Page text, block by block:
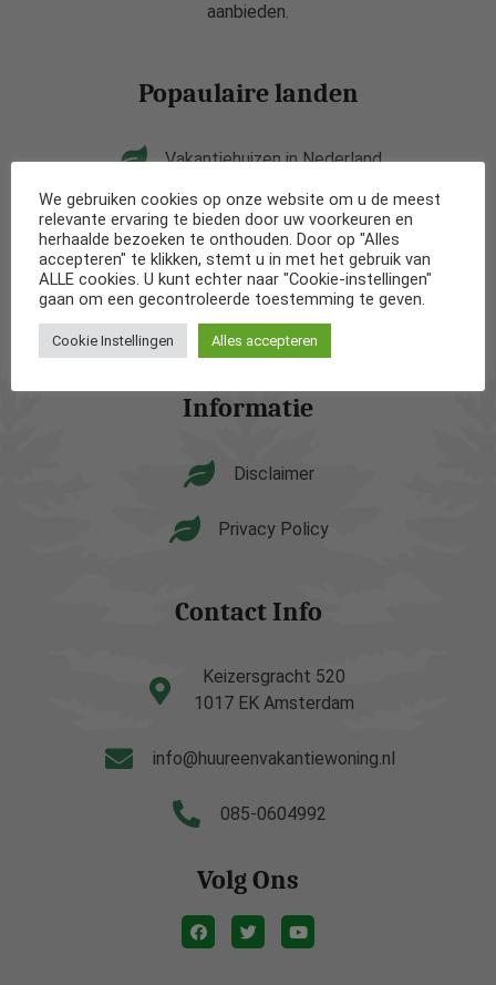
aanbieden.
Popaulaire landen
Vakantiehuizen in Nederland
Vakantiehuizen in België
Vakantiehuizen in Frankrijk
Vakantiehuizen in Spanje
Informatie
Disclaimer
Privacy Policy
Contact Info
Keizersgracht 520
1017 EK Amsterdam
info@huureenvakantiewoning.nl
085-0604992
Volg Ons
We gebruiken cookies op onze website om u de meest
relevante ervaring te bieden door uw voorkeuren en
herhaalde bezoeken te onthouden. Door op "Alles
accepteren" te klikken, stemt u in met het gebruik van
ALLE cookies. U kunt echter naar "Cookie-instellingen"
gaan om een gecontroleerde toestemming te geven.
Cookie Instellingen Alles accepteren